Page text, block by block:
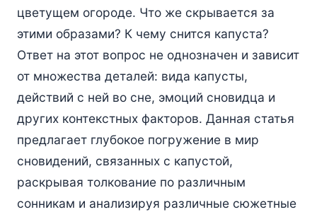
цветущем огороде. Что же скрывается за
этими образами? К чему снится капуста?
Ответ на этот вопрос не однозначен и зависит
от множества деталей: вида капусты,
действий с ней во сне, эмоций сновидца и
других контекстных факторов. Данная статья
предлагает глубокое погружение в мир
сновидений, связанных с капустой,
раскрывая толкование по различным
сонникам и анализируя различные сюжетные